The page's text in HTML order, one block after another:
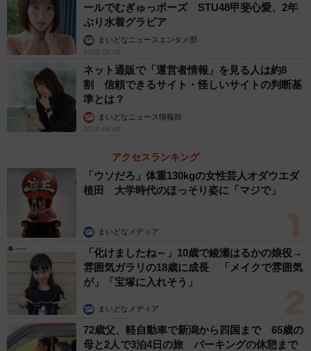
ールでむぎゅっポーズ STU48甲斐心愛、2年
ぶり水着グラビア
まいどなニュースエンタメ部
2026.08.08
ネット通販で「運営者情報」を見る人は約8
割 信頼できるサイト・怪しいサイトの判断基
準とは？
まいどなニュース情報部
2026.08.08
アクセスランキング
「ウソだろ」体重130kgの女性芸人オダウエダ
植田 大学時代のほっそり姿に「マジで」
まいどなメディア
「化けましたね～」10歳で綾瀬はるかの娘役→
雰囲気ガラリの18歳に成長 「メイクで雰囲気
が」「宝塚に入れそう」
まいどなメディア
72歳父、軽自動車で新潟から四国まで 65歳の
母と2人で3泊4日の旅 パーキングの休憩まで